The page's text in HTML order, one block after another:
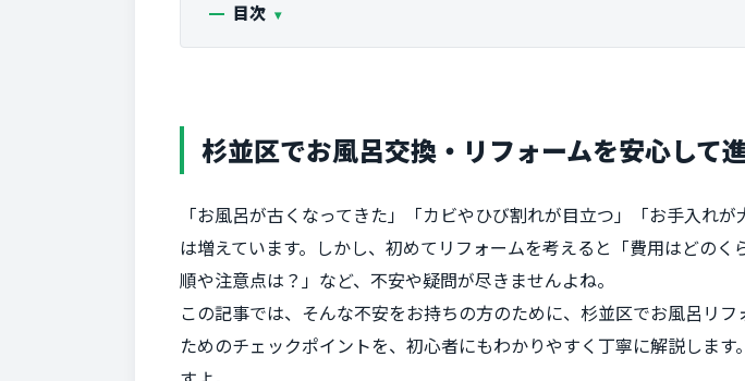
目次
杉並区でお風呂交換・リフォームを安心して
「お風呂が古くなってきた」「カビやひび割れが目立つ」「お手入れ
は増えています。しかし、初めてリフォームを考えると「費用はどの
順や注意点は？」など、不安や疑問が尽きませんよね。
この記事では、そんな不安をお持ちの方のために、杉並区でお風呂リ
ためのチェックポイントを、初心者にもわかりやすく丁寧に解説しま